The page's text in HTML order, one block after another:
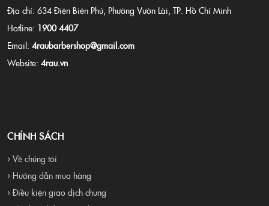
Địa chỉ: 634 Điện Biên Phủ, Phường Vườn Lài, TP. Hồ Chí Minh
Hotline: 1900 4407
Email: 4raubarbershop@gmail.com
Website: 4rau.vn
CHÍNH SÁCH
› Về chúng tôi
› Hướng dẫn mua hàng
› Điều kiện giao dịch chung